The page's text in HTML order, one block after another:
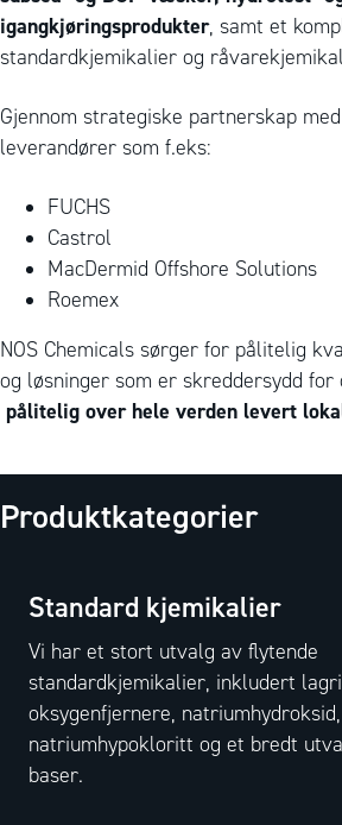
igangkjøringsprodukter, samt et
standardkjemikalier og
Gjennom strategiske partnerskap
leverandører som f.eks:
FUCHS
Castrol
MacDermid Offshore Solutions
Roemex
NOS Chemicals sørger for pålitelig
og løsninger som er skreddersydd
pålitelig over hele verden levert
Produktkategorier
Standard kjemikalier
Vi har et stort utvalg av flytende
standardkjemikalier, inkludert
oksygenfjernere, natriumhydroksid,
natriumhypokloritt og et bredt
baser.